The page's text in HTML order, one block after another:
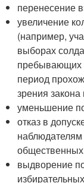
перенесение
увеличение
(например,
выборах
пребывающих
период
зрения
уменьшение
отказ в
наблюдателям
выдворение